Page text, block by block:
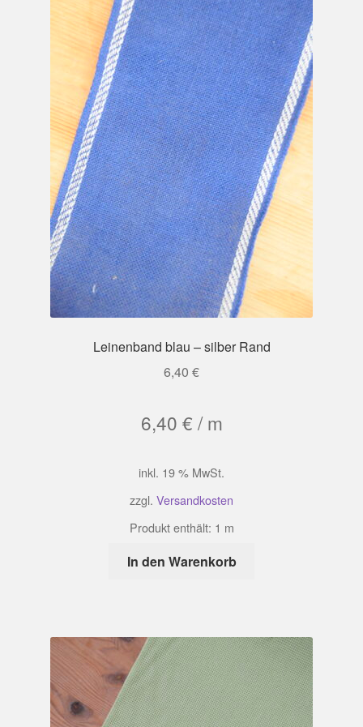
Leinenband blau – silber Rand
6,40 €
6,40 € /m
inkl. 19 % MwSt.
zzgl. Versandkosten
Produkt enthält: 1 m
In den Warenkorb